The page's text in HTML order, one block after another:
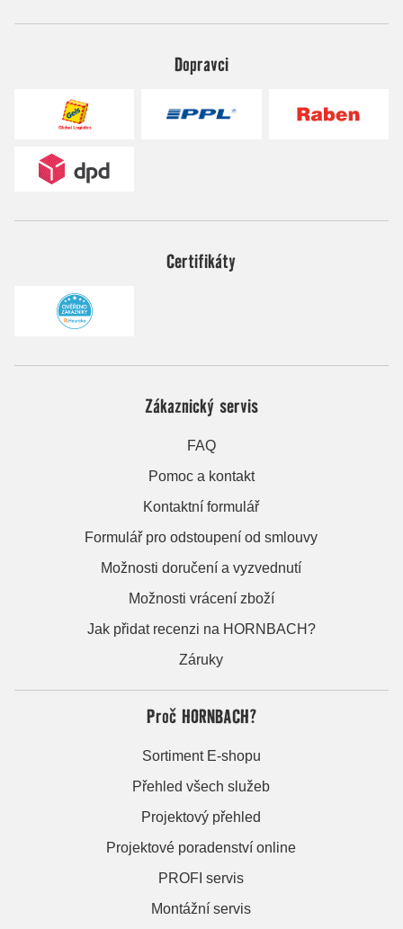
Dopravci
Certifikáty
Zákaznický servis
FAQ
Pomoc a kontakt
Kontaktní formulář
Formulář pro odstoupení od smlouvy
Možnosti doručení a vyzvednutí
Možnosti vrácení zboží
Jak přidat recenzi na HORNBACH?
Záruky
Proč HORNBACH?
Sortiment E-shopu
Přehled všech služeb
Projektový přehled
Projektové poradenství online
PROFI servis
Montážní servis